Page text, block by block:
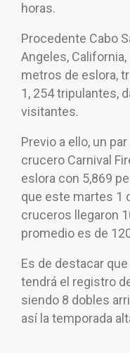
horas.
Procedente Cabo
Angeles,
metros de eslora,
1, 254 tripulantes,
visitantes.
Previo a ello, un
crucero Carnival
eslora con 5,869
que este martes 1
cruceros llegaron
promedio es de
Es de destacar
tendrá el registro
siendo 8 dobles
así la temporada